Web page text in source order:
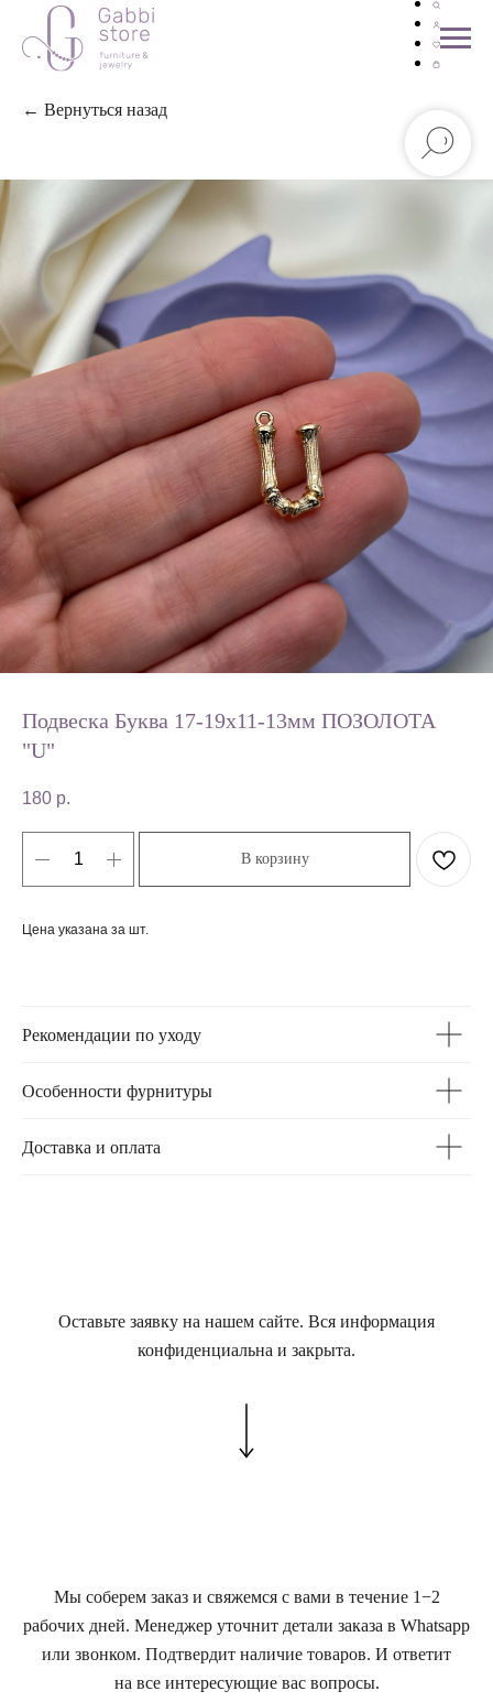
← Вернуться назад
Подвеска Буква 17-19х11-13мм ПОЗОЛОТА
"U"
180 р.
В корзину
Цена указана за шт.
Рекомендации по уходу
Особенности фурнитуры
Доставка и оплата
Оставьте заявку на нашем сайте. Вся информация
конфиденциальна и закрыта.
Мы соберем заказ и свяжемся с вами в течение 1−2
рабочих дней. Менеджер уточнит детали заказа в Whatsapp
или звонком. Подтвердит наличие товаров. И ответит
на все интересующие вас вопросы.